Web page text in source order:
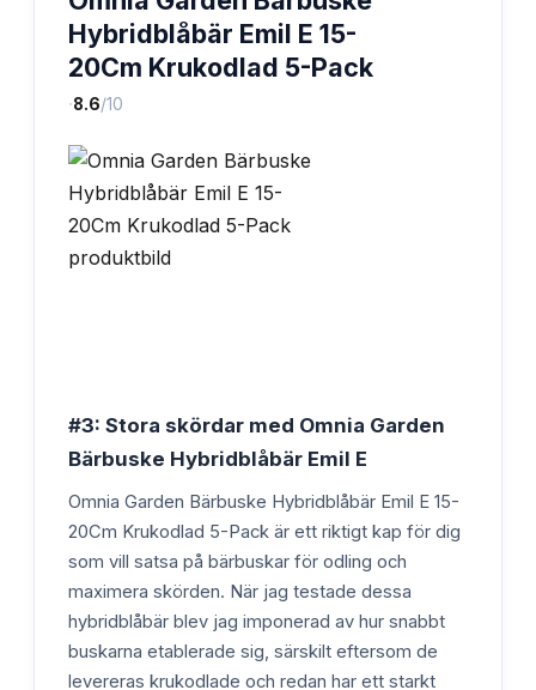
Hybridblåbär Emil E 15-
20Cm Krukodlad 5-Pack
·8.6/10
#3: Stora skördar med Omnia Garden
Bärbuske Hybridblåbär Emil E
Omnia Garden Bärbuske Hybridblåbär Emil E 15-
20Cm Krukodlad 5-Pack är ett riktigt kap för dig
som vill satsa på bärbuskar för odling och
maximera skörden. När jag testade dessa
hybridblåbär blev jag imponerad av hur snabbt
buskarna etablerade sig, särskilt eftersom de
levereras krukodlade och redan har ett starkt